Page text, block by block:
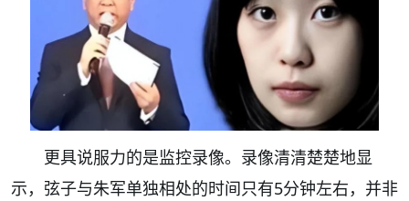
更具说服力的是监控录像。录像清清楚楚地显
示，弦子与朱军单独相处的时间只有5分钟左右，并非